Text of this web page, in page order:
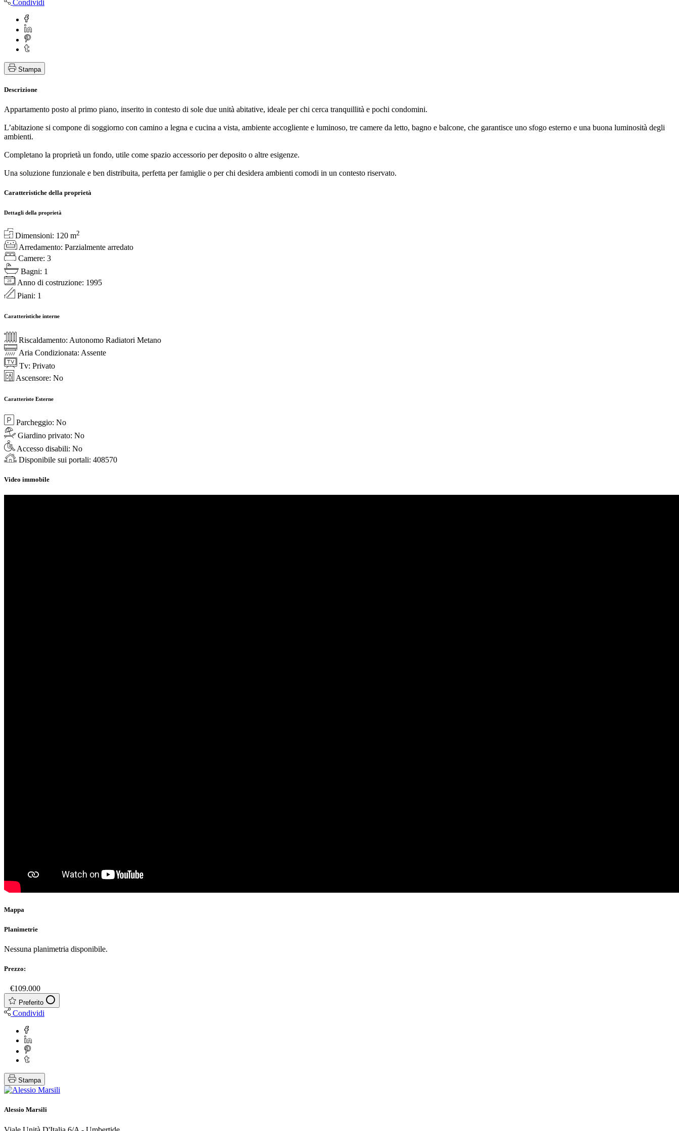
Condividi
Stampa
Descrizione
Appartamento posto al primo piano, inserito in contesto di sole due unità abitative, ideale per chi cerca tranquillità e pochi condomini.
L’abitazione si compone di soggiorno con camino a legna e cucina a vista, ambiente accogliente e luminoso, tre camere da letto, bagno e balcone, che garantisce uno sfogo esterno e una buona luminosità degli
ambienti.
Completano la proprietà un fondo, utile come spazio accessorio per deposito o altre esigenze.
Una soluzione funzionale e ben distribuita, perfetta per famiglie o per chi desidera ambienti comodi in un contesto riservato.
Caratteristiche della proprietà
Dettagli della proprietà
Dimensioni: 120m2
Arredamento: Parzialmente arredato
Camere:3
Bagni: 1
Anno di costruzione: 1995
Piani: 1
Caratteristiche interne
Riscaldamento: Autonomo Radiatori Metano
Aria Condizionata: Assente
Tv:Privato
Ascensore:No
Caratteriste Esterne
Parcheggio: No
Giardino privato:No
Accesso disabili:No
Disponibile sui portali: 408570
Video immobile
Mappa
Planimetrie
Nessuna planimetria disponibile.
Prezzo:
€109.000
Preferito
Condividi
Stampa
Alessio Marsili